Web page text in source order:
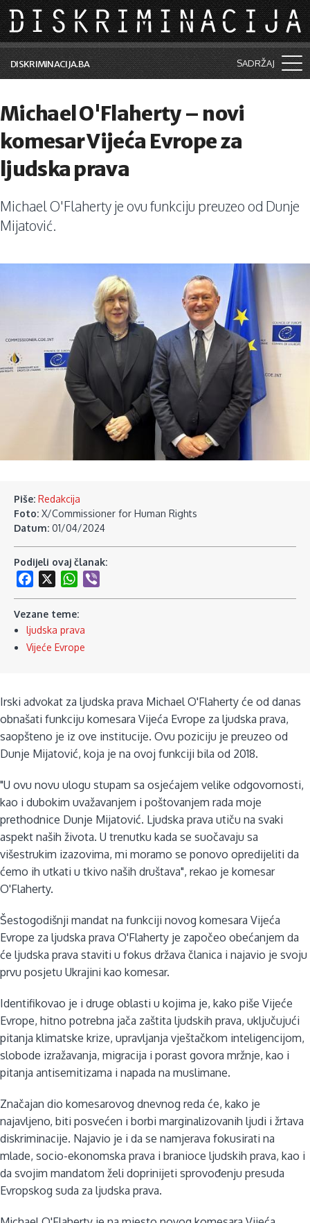
Skip to main content
DISKRIMINACIJA.BA SADRŽAJ
Vijesti i događaji
Aktuelne teme
Kolumne
Lične priče
Saradnja sa medijima
Pretraga
Michael O'Flaherty – novi
komesar Vijeća Evrope za
ljudska prava
Michael O'Flaherty je ovu funkciju preuzeo od Dunje
Mijatović.
Piše: Redakcija
Foto: X/Commissioner for Human Rights
Datum: 01/04/2024
Podijeli ovaj članak:
Facebook
WhatsApp
Vezane teme:
ljudska prava
Vijeće Evrope
Irski advokat za ljudska prava Michael O'Flaherty će od danas
obnašati funkciju komesara Vijeća Evrope za ljudska prava,
saopšteno je iz ove institucije. Ovu poziciju je preuzeo od
Dunje Mijatović, koja je na ovoj funkciji bila od 2018.
"U ovu novu ulogu stupam sa osjećajem velike odgovornosti,
kao i dubokim uvažavanjem i poštovanjem rada moje
prethodnice Dunje Mijatović. Ljudska prava utiču na svaki
aspekt naših života. U trenutku kada se suočavaju sa
višestrukim izazovima, mi moramo se ponovo opredijeliti da
ćemo ih utkati u tkivo naših društava", rekao je komesar
O'Flaherty.
Šestogodišnji mandat na funkciji novog komesara Vijeća
Evrope za ljudska prava O'Flaherty je započeo obećanjem da
će ljudska prava staviti u fokus država članica i najavio je svoju
prvu posjetu Ukrajini kao komesar.
Identifikovao je i druge oblasti u kojima je, kako piše Vijeće
Evrope, hitno potrebna jača zaštita ljudskih prava, uključujući
pitanja klimatske krize, upravljanja vještačkom inteligencijom,
slobode izražavanja, migracija i porast govora mržnje, kao i
pitanja antisemitizama i napada na muslimane.
Značajan dio komesarovog dnevnog reda će, kako je
najavljeno, biti posvećen i borbi marginalizovanih ljudi i žrtava
diskriminacije. Najavio je i da se namjerava fokusirati na
mlade, socio-ekonomska prava i branioce ljudskih prava, kao i
da svojim mandatom želi doprinijeti sprovođenju presuda
Evropskog suda za ljudska prava.